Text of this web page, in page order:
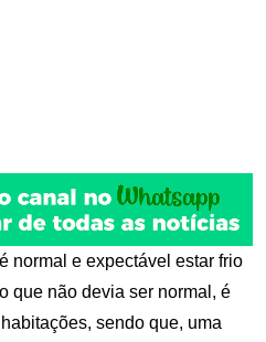
normal e expectável estar frio
que não devia ser normal, é
sendo que, uma